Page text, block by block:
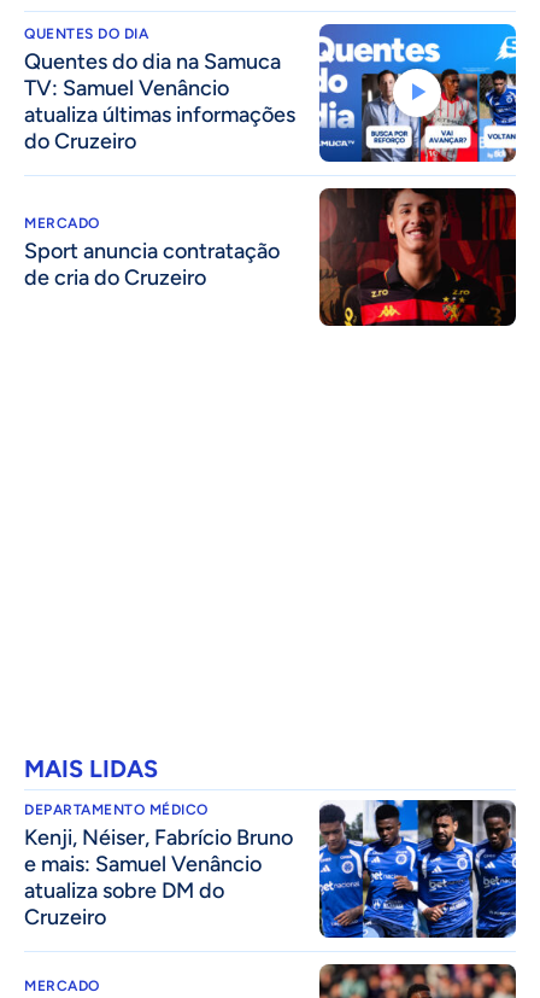
QUENTES DO DIA
Quentes do dia na Samuca
TV: Samuel Venâncio
atualiza últimas informações
do Cruzeiro
MERCADO
Sport anuncia contratação
de cria do Cruzeiro
MAIS LIDAS
DEPARTAMENTO MÉDICO
Kenji, Néiser, Fabrício Bruno
e mais: Samuel Venâncio
atualiza sobre DM do
Cruzeiro
MERCADO